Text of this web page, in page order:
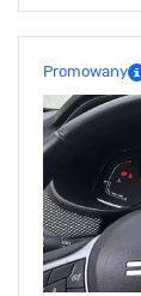
Promowany